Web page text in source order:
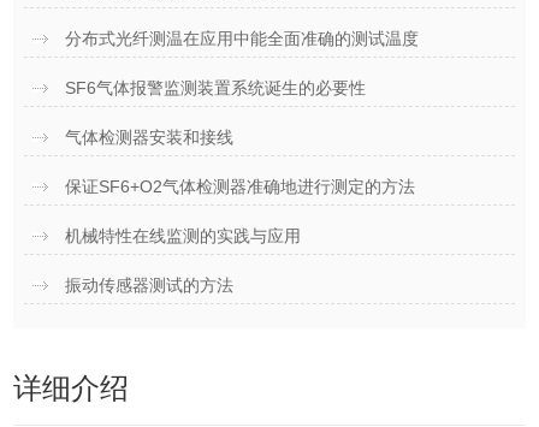
分布式光纤测温在应用中能全面准确的测试温度
SF6气体报警监测装置系统诞生的必要性
气体检测器安装和接线
保证SF6+O2气体检测器准确地进行测定的方法
机械特性在线监测的实践与应用
振动传感器测试的方法
详细介绍